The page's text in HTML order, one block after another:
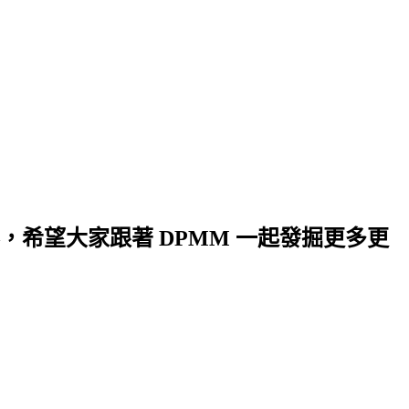
希望大家跟著 DPMM 一起發掘更多更